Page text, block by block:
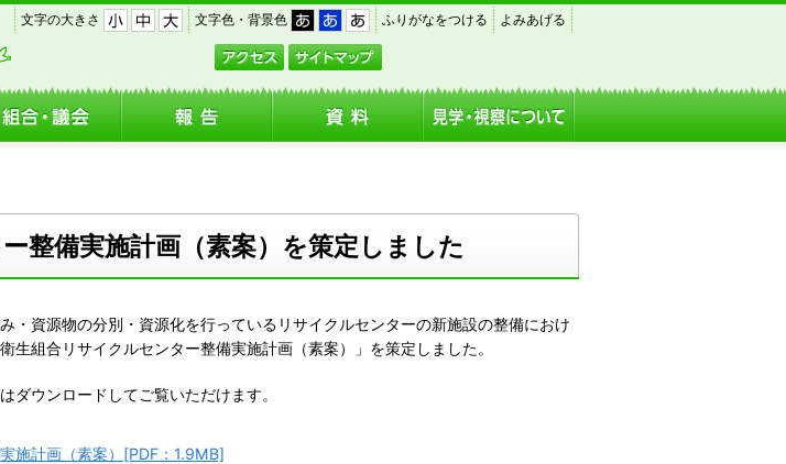
｜
文字の大きさ 小 中 大
｜
文字色・背景色 黒 青 白
｜
ふりがなをつける ｜
よみあげる
アクセス
整備実施計画（素案）を策定しました
・資源物の分別・資源化を行っているリサイクルセンターの新施設の整備におけ
生組合リサイクルセンター整備実施計画（素案）」を策定しました。
ウンロードしてご覧いただけます。
施計画（素案）[PDF：1.9MB]